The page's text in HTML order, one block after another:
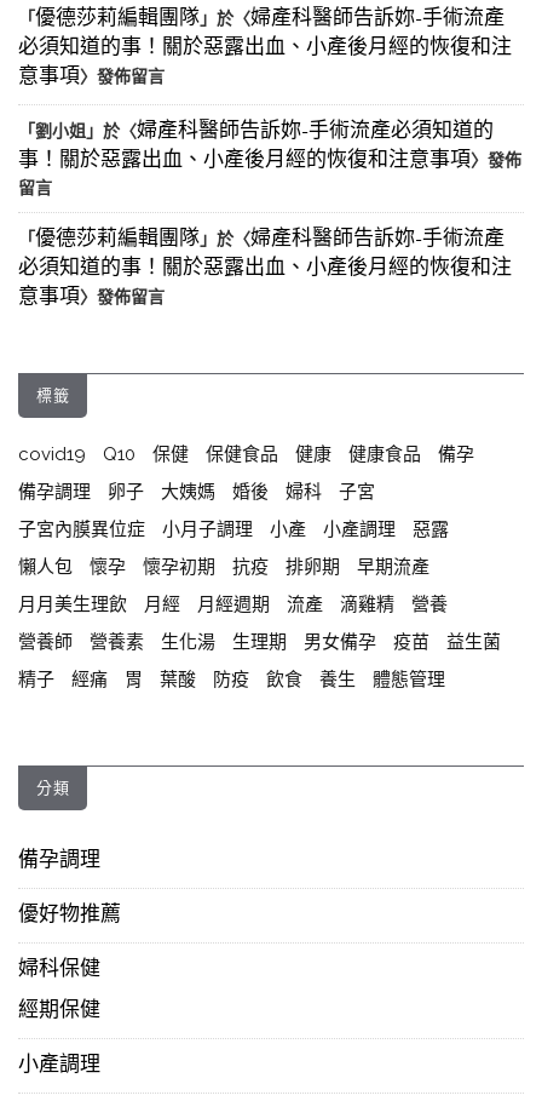
「優德莎莉編輯團隊」於〈婦產科醫師告訴妳-手術流產
必須知道的事！關於惡露出血、小產後月經的恢復和注
意事項〉發佈留言
「劉小姐」於〈婦產科醫師告訴妳-手術流產必須知道的
事！關於惡露出血、小產後月經的恢復和注意事項〉發佈
留言
「優德莎莉編輯團隊」於〈婦產科醫師告訴妳-手術流產
必須知道的事！關於惡露出血、小產後月經的恢復和注
意事項〉發佈留言
標籤
covid19 Q10 保健 保健食品 健康 健康食品
備孕
備孕調理
卵子 大姨媽 婚後 婦科
子宮
子宮內膜異位症
小月子調理 小產 小產調理
惡露
懶人包
懷孕 懷孕初期 抗疫 排卵期
早期流產
月月美生理飲
月經 月經週期 流產 滴雞精
營養
營養師
營養素 生化湯 生理期 男女備孕 疫苗
益生菌
精子
經痛 胃 葉酸 防疫 飲食 養生 體態管理
分類
備孕調理
優好物推薦
婦科保健
經期保健
小產調理